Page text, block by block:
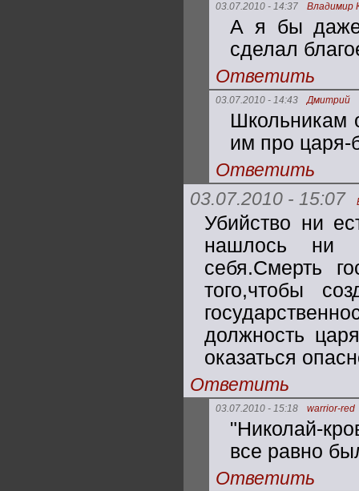
03.07.2010 - 14:37 Владимир
А я бы даже
сделал
Ответить
03.07.2010 - 14:43 Дмитрий
Школьникам
им про царя-
Ответить
03.07.2010 - 15:07
Убийство ни
нашлось ни
себя.Смерть
того,чтобы
должность
оказаться
Ответить
03.07.2010 - 15:18 warrior-red
"Николай-
все равно
Ответить